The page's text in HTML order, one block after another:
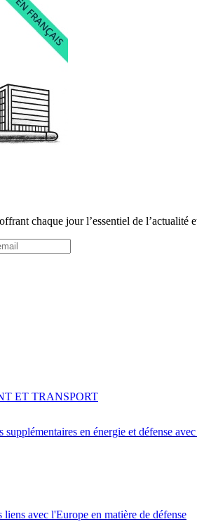
chaque jour l’essentiel de
supplémentaires en énergie et défense
ET TRANSPORT
liens avec l'Europe en matière de défense